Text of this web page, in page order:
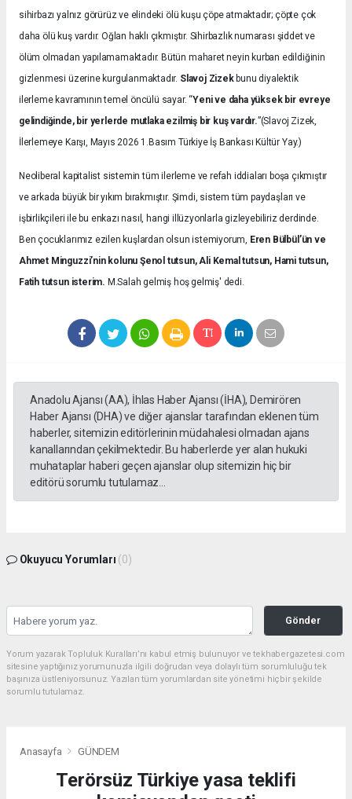
sihirbazı yalnız görürüz ve elindeki ölü kuşu çöpe atmaktadır; çöpte çok
daha ölü kuş vardır. Oğlan haklı çıkmıştır. Sihirbazlık numarası şiddet ve
ölüm olmadan yapılamamaktadır. Bütün maharet neyin kurban edildiğinin
gizlenmesi üzerine kurgulanmaktadır. Slavoj Zizekbunu diyalektik
ilerleme kavramının temel öncülü sayar. “Yeni ve daha yüksek bir evreye
gelindiğinde, bir yerlerde mutlaka ezilmiş bir kuş vardır.”(Slavoj Zizek,
İlerlemeye Karşı, Mayıs 2026 1.Basım Türkiye İş Bankası Kültür Yay.)
Neoliberal kapitalist sistemin tüm ilerleme ve refah iddiaları boşa çıkmıştır
ve arkada büyük bir yıkım bırakmıştır. Şimdi, sistem tüm paydaşları ve
işbirlikçileri ile bu enkazı nasıl, hangi illüzyonlarla gizleyebiliriz derdinde.
Ben çocuklarımız ezilen kuşlardan olsun istemiyorum, Eren Bülbül’ün ve
Ahmet Minguzzi’nin kolunu Şenol tutsun, Ali Kemal tutsun, Hami tutsun,
Fatih tutsun isterim. M.Salah gelmiş hoş gelmiş' dedi.
Anadolu Ajansı (AA), İhlas Haber Ajansı (İHA), Demirören
Haber Ajansı (DHA) ve diğer ajanslar tarafından eklenen tüm
haberler, sitemizin editörlerinin müdahalesi olmadan ajans
kanallarından çekilmektedir. Bu haberlerde yer alan hukuki
muhataplar haberi geçen ajanslar olup sitemizin hiç bir
editörü sorumlu tutulamaz...
Okuyucu Yorumları (0)
Gönder
Yorum yazarak Topluluk Kuralları’nı kabul etmiş bulunuyor ve tekhabergazetesi.com
sitesine yaptığınız yorumunuzla ilgili doğrudan veya dolaylı tüm sorumluluğu tek
başınıza üstleniyorsunuz. Yazılan tüm yorumlardan site yönetimi hiçbir şekilde
sorumlu tutulamaz.
Anasayfa GÜNDEM
Terörsüz Türkiye yasa teklifi